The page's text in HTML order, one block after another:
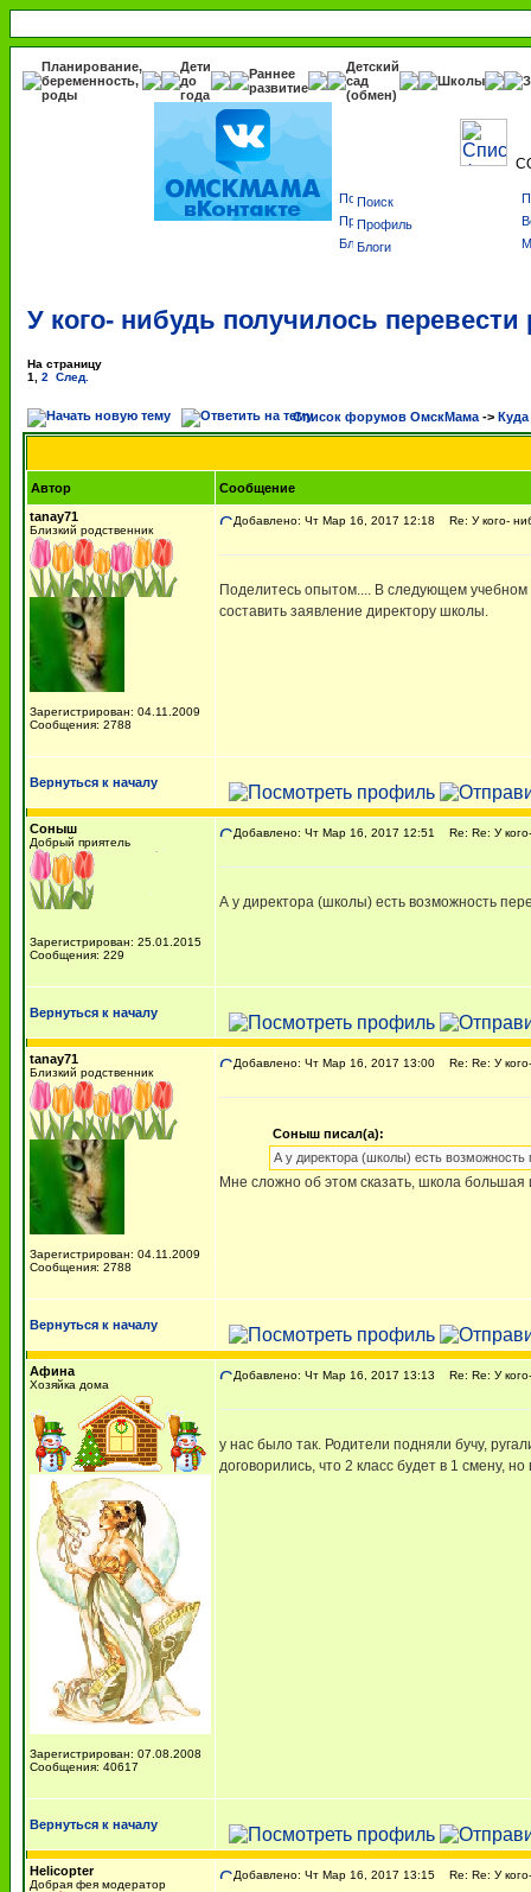
Планирование,
беременность,
роды
Дети
до
года
Раннее
развитие
Детский
сад
(обмен)
Школы
Поиск
Профиль
Блоги
У кого- нибудь получилось перевести
На страницу
1
2 След.
Список форумов ОмскМама -> Куда
Автор
Сообщение
tanay71
Близкий родственник
Зарегистрирован: 04.11.2009
Сообщения: 2788
Добавлено: Чт Мар 16, 2017 12:18 Re: У кого-
Поделитесь опытом.... В следующем учебном
составить заявление директору школы.
Вернуться к началу
Соныш
Добрый приятель
Зарегистрирован: 25.01.2015
Сообщения: 229
Добавлено: Чт Мар 16, 2017 12:51 Re: Re: У
А у директора (школы) есть возможность
Вернуться к началу
tanay71
Близкий родственник
Зарегистрирован: 04.11.2009
Сообщения: 2788
Добавлено: Чт Мар 16, 2017 13:00 Re: Re: У
Соныш писал(а):
А у директора (школы) есть
Мне сложно об этом сказать, школа большая
Вернуться к началу
Афина
Хозяйка дома
Зарегистрирован: 07.08.2008
Сообщения: 40617
Добавлено: Чт Мар 16, 2017 13:13 Re: Re: У
у нас было так. Родители подняли бучу,
договорились, что 2 класс будет в 1 смену,
Вернуться к началу
Helicopter
Добрая фея модератор
Добавлено: Чт Мар 16, 2017 13:15 Re: Re: У